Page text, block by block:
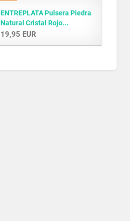
ENTREPLATA Pulsera Piedra
Natural Cristal Rojo...
19,95 EUR